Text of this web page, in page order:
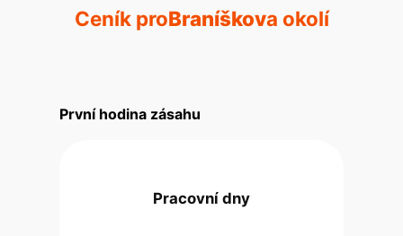
Ceník proBraníškova okolí
První hodina zásahu
Pracovní dny